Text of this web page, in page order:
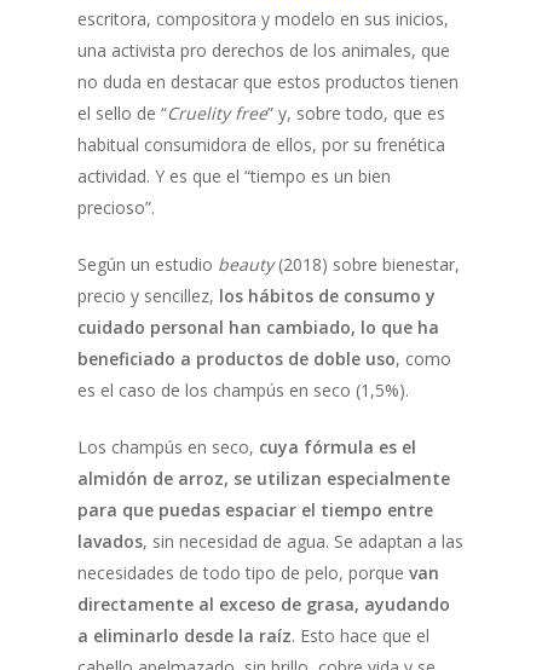
escritora, compositora y modelo en sus inicios,
una activista pro derechos de los animales, que
no duda en destacar que estos productos tienen
el sello de “Cruelity free” y, sobre todo, que es
habitual consumidora de ellos, por su frenética
actividad. Y es que el “tiempo es un bien
precioso”.
Según un estudio beauty(2018) sobre bienestar,
precio y sencillez, los hábitos de consumo y
cuidado personal han cambiado, lo que ha
beneficiado a productos de doble uso, como
es el caso de los champús en seco (1,5%).
Los champús en seco, cuya fórmula es el
almidón de arroz, se utilizan especialmente
para que puedas espaciar el tiempo entre
lavados, sin necesidad de agua. Se adaptan a las
necesidades de todo tipo de pelo, porque van
directamente al exceso de grasa, ayudando
a eliminarlo desde la raíz. Esto hace que el